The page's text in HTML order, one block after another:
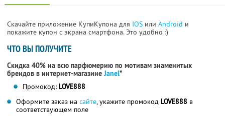
Скачайте приложение КупиКупона для IOS или Android и
покажите купон с экрана смартфона. Это удобно :)
ЧТО ВЫ ПОЛУЧИТЕ
Скидка 40% на всю парфюмерию по мотивам знаменитых
брендов в интернет-магазинеJanel*
Промокод: LOVE888
Оформите заказ на сайте, укажите промокод LOVE888 в
соответствующем поле